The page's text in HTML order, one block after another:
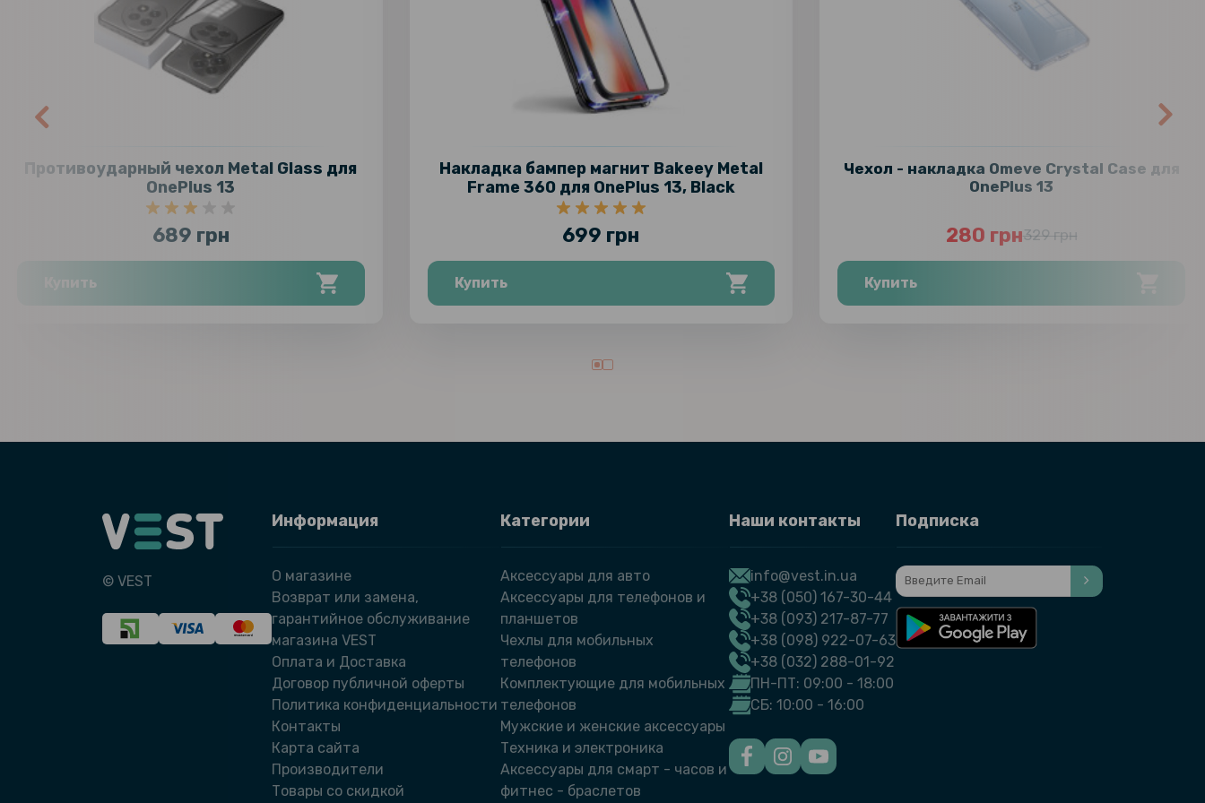
Противоударный чехол Metal Glass для
OnePlus 13
689 грн
Купить
Накладка бампер магнит Bakeey Metal
Frame 360 для OnePlus 13, Black
699 грн
Купить
Чeхол - накладка Omeve Crystal Case для
OnePlus 13
280 грн329 грн
Купить
© VEST
Информация
О магазине
Возврат или замена,
гарантийное обслуживание
магазина VEST
Оплата и Доставка
Договор публичной оферты
Политика конфиденциальности
Контакты
Карта сайта
Производители
Товары со скидкой
Категории
Аксессуары для авто
Аксессуары для телефонов и
планшетов
Чехлы для мобильных
телефонов
Комплектующие для мобильных
телефонов
Мужские и женские аксессуары
Техника и электроника
Аксессуары для смарт - часов и
фитнес - браслетов
Наши контакты
info@vest.in.ua
+38 (050) 167-30-44
+38 (093) 217-87-77
+38 (098) 922-07-63
+38 (032) 288-01-92
ПН-ПТ: 09:00 - 18:00
СБ: 10:00 - 16:00
Подписка